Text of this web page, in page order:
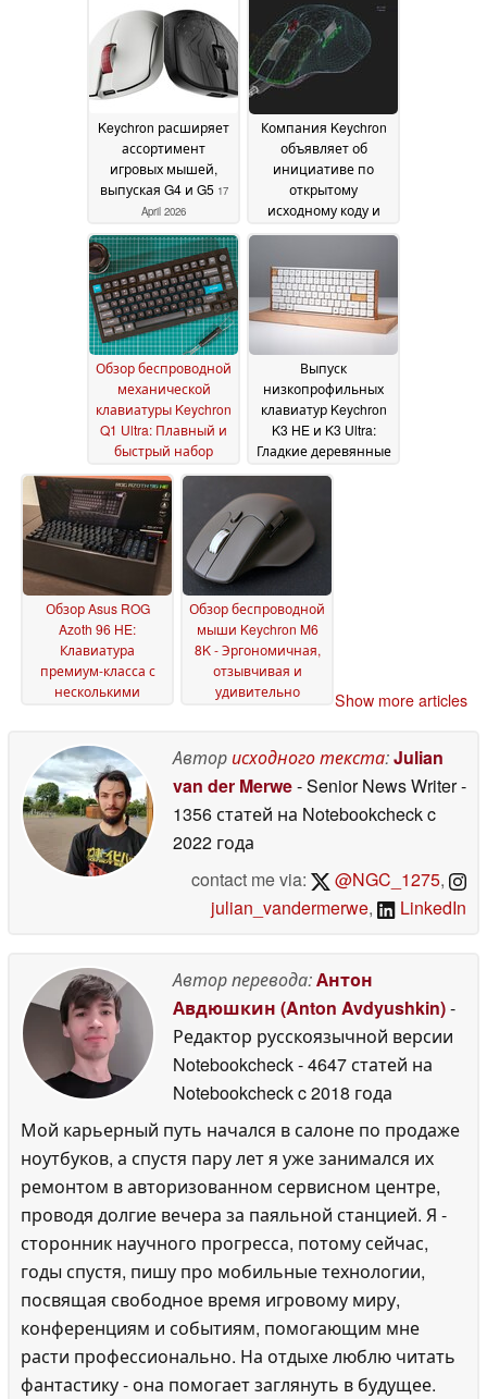
опроса 8 кГц14 June
2026
доступных
механических
клавиатур
12 June 2026
Keychron расширяет
ассортимент
игровых мышей,
выпуская G4 и G5 17
April 2026
Компания Keychron
объявляет об
инициативе по
открытому
исходному коду и
модели для всех
клавиатур и мышей
09 April 2026
Обзор беспроводной
механической
клавиатуры Keychron
Q1 Ultra: Плавный и
быстрый набор
время работы,
классный ретро-
образ 31 March 2026
Выпуск
низкопрофильных
клавиатур Keychron
K3 HE и K3 Ultra:
Гладкие деревянные
удивительно низкие
цены, полный
Kickstart в течение
нескольких часов
Обзор Asus ROG
Azoth 96 HE:
Клавиатура
премиум-класса с
несколькими
2026
Обзор беспроводной
мыши Keychron M6
8K - Эргономичная,
отзывчивая и
удивительно
Show more articles
Авторисходного текста:Julian
van der Merwe- Senior News Writer-
1356 статей на Notebookcheckc
2022 года
contact me via:
@NGC_1275,
julian_vandermerwe, LinkedIn
Автор перевода:Антон
Авдюшкин (Anton Avdyushkin)-
Редактор русскоязычной версии
Notebookcheck- 4647 статей на
Notebookcheckc 2018 года
Мой карьерный путь начался в салоне по продаже
ноутбуков, а спустя пару лет я уже занимался их
ремонтом в авторизованном сервисном центре,
проводя долгие вечера за паяльной станцией. Я -
сторонник научного прогресса, потому сейчас,
годы спустя, пишу про мобильные технологии,
посвящая свободное время игровому миру,
конференциям и событиям, помогающим мне
расти профессионально. На отдыхе люблю читать
фантастику - она помогает заглянуть в будущее.